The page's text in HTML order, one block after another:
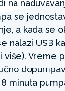
na
se
a kada se
nalazi USB
Vreme
minuta